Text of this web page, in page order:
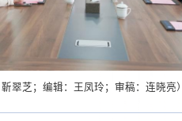
靳翠芝；编辑：王凤玲；审稿：连晓亮）